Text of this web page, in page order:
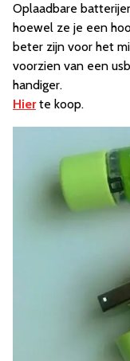
Oplaadbare
hoewel ze je een
beter zijn voor het
voorzien van een
handiger.
Hierte koop.